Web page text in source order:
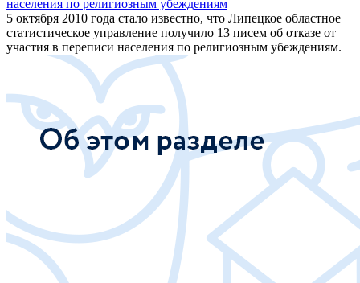
населения по религиозным убеждениям
5 октября 2010 года стало известно, что Липецкое областное
статистическое управление получило 13 писем об отказе от
участия в переписи населения по религиозным убеждениям.